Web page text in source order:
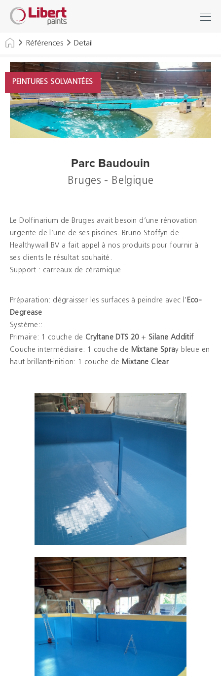
Libert
PaintsRéférences Detail
PEINTURES SOLVANTÉES
Parc Baudouin
Bruges - Belgique
Le Dolfinarium de Bruges avait besoin d’une rénovation
urgente de l’une de ses piscines. Bruno Stoffyn de
Healthywall BV a fait appel à nos produits pour fournir à
ses clients le résultat souhaité.
Support : carreaux de céramique.
Préparation: dégraisser les surfaces à peindre avec l’ Eco-
Degrease
Système::
Primaire: 1 couche de Cryltane DTS 20+ Silane Additif
Couche intermédiaire: 1 couche de Mixtane Spray bleue en
haut brillantFinition: 1 couche de Mixtane Clear
INDUSTRIE
BÂTIMENT
SOLS
SOLUTIONS D'HYGIÈNE
DILUANTS & DIVERS
Distributeurs
Références
Brochures
Couleurs
Contacts